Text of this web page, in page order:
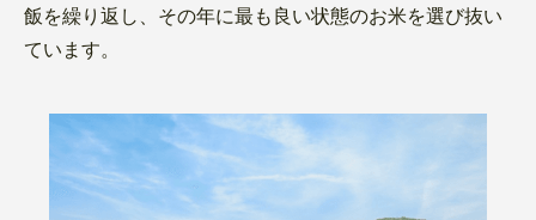
飯を繰り返し、その年に最も良い状態のお米を選び抜い
ています。